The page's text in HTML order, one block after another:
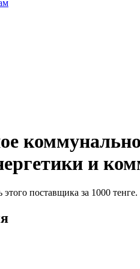
и
этого поставщика за 1000 тенге.